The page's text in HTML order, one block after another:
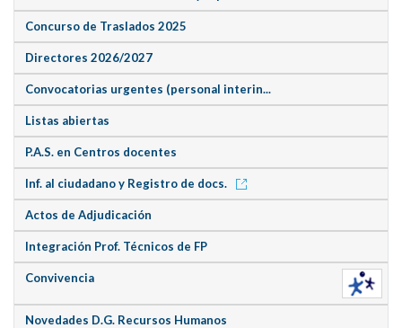
Concurso de Traslados 2025
Directores 2026/2027
Convocatorias urgentes (personal interin...
Listas abiertas
P.A.S. en Centros docentes
Inf. al ciudadano y Registro de docs.
Actos de Adjudicación
Integración Prof. Técnicos de FP
Convivencia
Novedades D.G. Recursos Humanos